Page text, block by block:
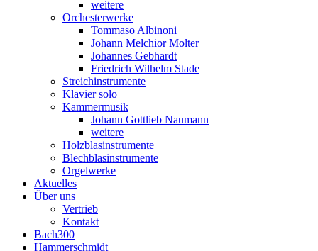
weitere
Orchesterwerke
Tommaso Albinoni
Johann Melchior Molter
Johannes Gebhardt
Friedrich Wilhelm Stade
Streichinstrumente
Klavier solo
Kammermusik
Johann Gottlieb Naumann
weitere
Holzblasinstrumente
Blechblasinstrumente
Orgelwerke
Aktuelles
Über uns
Vertrieb
Kontakt
Bach300
Hammerschmidt